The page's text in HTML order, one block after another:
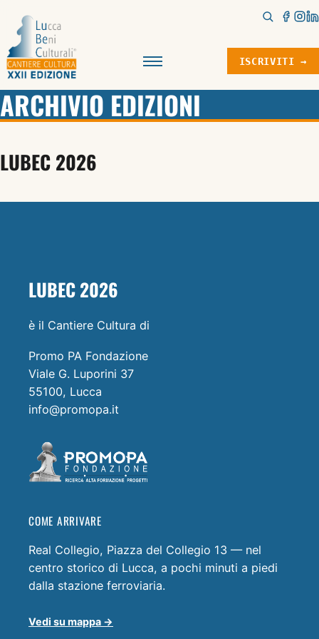
Menu
ISCRIVITI →
ARCHIVIO EDIZIONI
LUBEC 2026
LUBEC 2026
è il Cantiere Cultura di
Promo PA Fondazione
Viale G. Luporini 37
55100, Lucca
info@promopa.it
COME ARRIVARE
Real Collegio, Piazza del Collegio 13 — nel
centro storico di Lucca, a pochi minuti a piedi
dalla stazione ferroviaria.
Vedi su mappa →